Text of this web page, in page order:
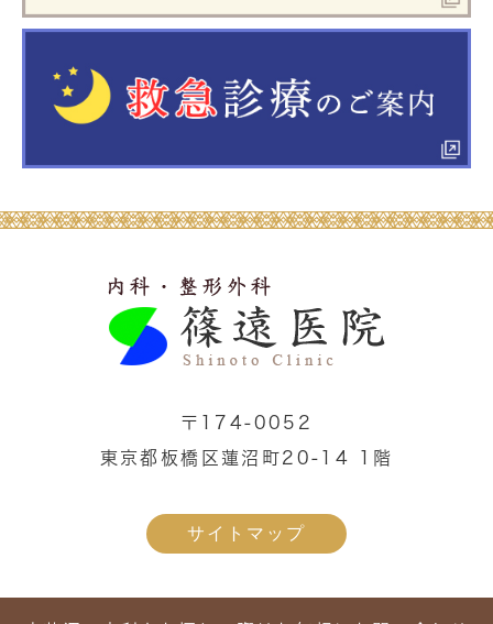
〒174-0052
東京都板橋区蓮沼町20-14 1階
サイトマップ